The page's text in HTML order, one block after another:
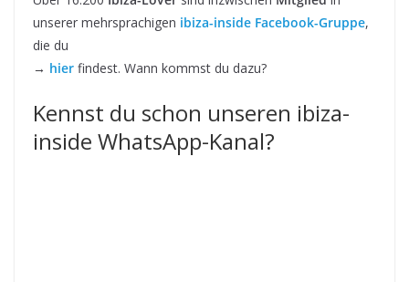
unserer mehrsprachigen ibiza-inside Facebook-Gruppe,
die du
→ hier findest. Wann kommst du dazu?
Kennst du schon unseren ibiza-
inside WhatsApp-Kanal?